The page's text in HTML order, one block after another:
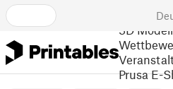
3D
Prusa E-